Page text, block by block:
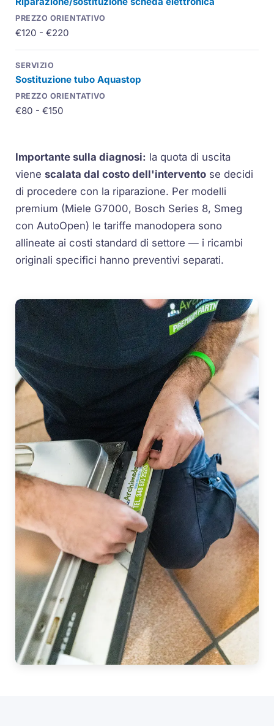
€120 - €220
Sostituzione tubo Aquastop
€80 - €150
Importante sulla diagnosi: la quota di uscita
vienescalata dal costo dell'intervento se decidi
di procedere con la riparazione. Per modelli
premium (Miele G7000, Bosch Series 8, Smeg
con AutoOpen) le tariffe manodopera sono
allineate ai costi standard di settore — i ricambi
originali specifici hanno preventivi separati.